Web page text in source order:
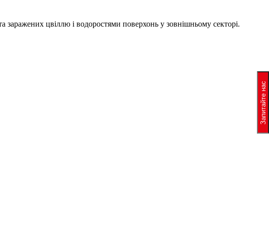
цвіллю і водоростями поверхонь у зовнішньому секторі.
Запитайте нас